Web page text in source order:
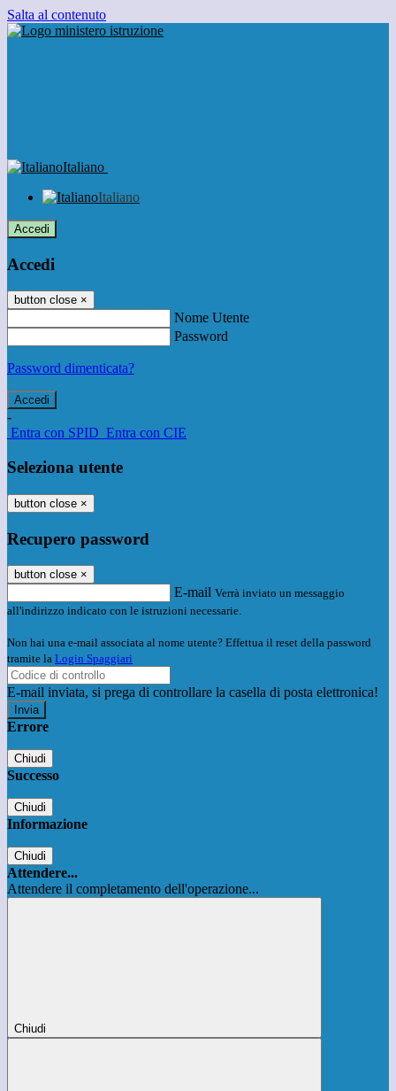
Salta al contenuto
Italiano
Italiano
Accedi
Accedi
button close ×
Nome Utente
Password
Password dimenticata?
-
Entra con SPID Entra con CIE
Seleziona utente
button close ×
Recupero password
button close ×
E-mail Verrà inviato un messaggio
all'indirizzo indicato con le istruzioni necessarie.
Non hai una e-mail associata al nome utente? Effettua il reset della password
tramite la Login Spaggiari
E-mail inviata, si prega di controllare la casella di posta elettronica!
Errore
Chiudi
Successo
Chiudi
Informazione
Chiudi
Attendere...
Attendere il completamento dell'operazione...
Chiudi